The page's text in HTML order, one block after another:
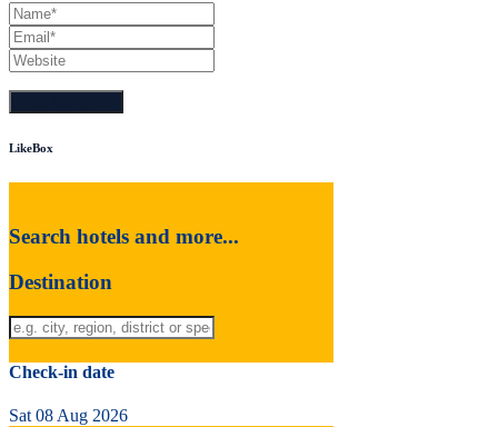
LikeBox
Search hotels and more...
Destination
Check-in date
Sat 08 Aug 2026